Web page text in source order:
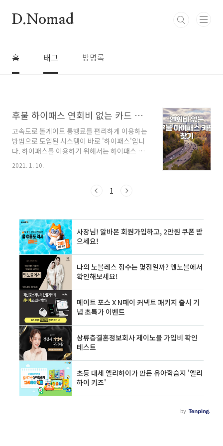
D.Nomad
홈 태그 방명록
후불 하이패스 연회비 없는 카드 찾기
고속도로 톨게이트 통행료를 편리하게 이용하는
방법으로 도입된 시스템이 바로 '하이패스'입니
다. 하이패스를 이용하기 위해서는 하이패스 단
말기를 자동차에 설치하고 전용 카드를 삽입해야
합니다. 하이패스 전용차로를 통과하면 결제정보
는 시스템입니다. 하이패스 카드는 종류가 세 가
고속도로 휴게소 고객센터 및 하이패스센터에서
구매가 가능합니다. 선불식 카드는 미리 금액에
충전하여 충전된 금액만큼 사용할 수 있습니다.
카드 발급 수수료가 있고 연회비는 없습니다. 하
지만 매번 충전해야 하는 선불 하이패스 카드보
다도 최근 각종 카드사마다 발행한 후불 하이패
스 카드는 출퇴근 시간에 각종 할..
2021. 1. 10.
1